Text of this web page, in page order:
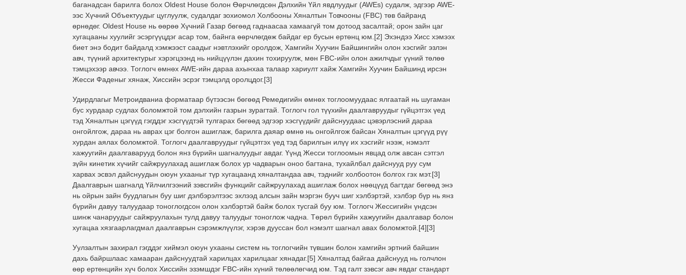
баганадсан барилга болох Oldest House болон Өөрчлөгдсөн Дэлхийн Үйл явдлуудыг (AWEs) судалж, эдгээр AWE-
ээс Хүчний Объектуудыг цуглуулж, судалдаг зохиомол Холбооны Хяналтын Товчооны (FBC) төв байранд
өрнөдөг. Oldest House нь өөрөө Хүчний Газар бөгөөд гаднаасаа хамаагүй том дотоод засалтай; орон зайн цаг
хугацааны хуулийг эсэргүүцдэг асар том, байнга өөрчлөгдөж байдаг ер бусын ертөнц юм.[2] Эхэндээ Хисс хэмээх
биет энэ бодит байдалд хэмжээст саадыг нэвтлэхийг оролдож, Хамгийн Хуучин Байшингийн олон хэсгийг эзлэн
авч, түүний архитектурыг хэрэгцээнд нь нийцүүлэн дахин тохируулж, мөн FBC-ийн олон ажилчдыг үүний төлөө
тэмцэхээр авчээ. Тоглогч өмнөх AWE-ийн дараа ахынхаа талаар хариулт хайж Хамгийн Хуучин Байшинд ирсэн
Жесси Фаденыг хянаж, Хиссийн эсрэг тэмцэлд оролцдог.[3]
Удирдлагыг Метроидваниа форматаар бүтээсэн бөгөөд Ремедигийн өмнөх тоглоомуудаас ялгаатай нь шугаман
бус хурдаар судлах боломжтой том дэлхийн газрын зурагтай. Тоглогч гол түүхийн даалгавруудыг гүйцэтгэх үед
тэд Хяналтын цэгүүд гэгддэг хэсгүүдтэй тулгарах бөгөөд эдгээр хэсгүүдийг дайснуудаас цэвэрлэсний дараа
онгойлгож, дараа нь аврах цэг болгон ашиглаж, барилга даяар өмнө нь онгойлгож байсан Хяналтын цэгүүд рүү
хурдан аялах боломжтой. Тоглогч даалгавруудыг гүйцэтгэх үед тэд барилгын илүү их хэсгийг нээж, нэмэлт
хажуугийн даалгаварууд болон янз бүрийн шагналуудыг авдаг. Үүнд Жесси тоглоомын явцад олж авсан сэтгэл
зүйн кинетик хүчийг сайжруулахад ашиглаж болох ур чадварын оноо багтана, тухайлбал дайснууд руу сум
харвах эсвэл дайснуудын оюун ухааныг түр хугацаанд хяналтандаа авч, тэднийг холбоотон болгох гэх мэт.[3]
Даалгаврын шагналд Үйлчилгээний зэвсгийн функцийг сайжруулахад ашиглаж болох нөөцүүд багтдаг бөгөөд энэ
нь ойрын зайн буудлагын буу шиг дэлбэрэлтээс эхлээд алсын зайн мэргэн бууч шиг хэлбэртэй, хэлбэр бүр нь янз
бүрийн давуу талуудаар тоноглогдсон олон хэлбэртэй байж болох тусгай буу юм. Тоглогч Жессигийн үндсэн
шинж чанаруудыг сайжруулахын тулд давуу талуудыг тоноглож чадна. Төрөл бүрийн хажуугийн даалгавар болон
хугацаа хязгаарлагдмал даалгаврын сэрэмжлүүлэг, хэрэв дууссан бол нэмэлт шагнал авах боломжтой.[4][3]
Уулзалтын захирал гэгддэг хиймэл оюун ухааны систем нь тоглогчийн түвшин болон хамгийн эртний байшин
дахь байршлаас хамааран дайснуудтай харилцах харилцааг хянадаг.[5] Хяналтад байгаа дайснууд нь голчлон
өөр ертөнцийн хүч болох Хиссийн эзэмшдэг FBC-ийн хүний ​​төлөөлөгчид юм. Тэд галт зэвсэг авч явдаг стандарт